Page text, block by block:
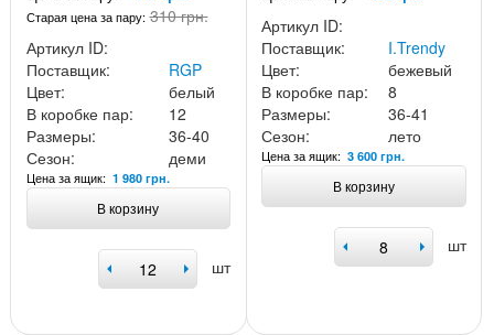
Старая цена за пару: 310 грн.
Артикул ID:
Поставщик:
RGP
Цвет:
белый
В коробке пар:
12
Размеры:
36-40
Сезон:
деми
Цена за ящик: 1 980 грн.
В корзину
шт
Артикул ID:
Поставщик:
I.Trendy
Цвет:
бежевый
В коробке пар:
8
Размеры:
36-41
Сезон:
лето
Цена за ящик: 3 600 грн.
В корзину
шт